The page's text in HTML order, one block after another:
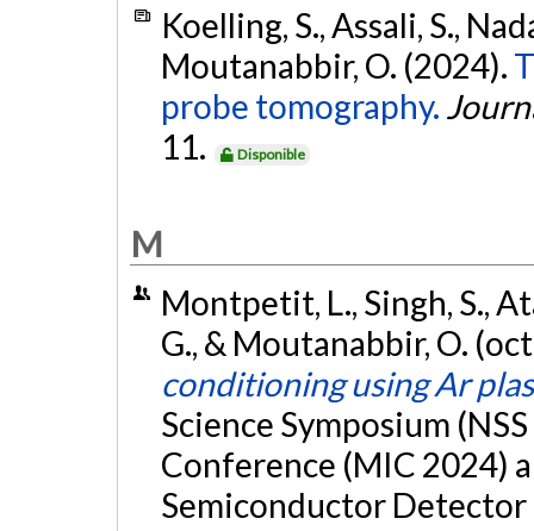
Koelling, S., Assali, S.,
Moutanabbir, O. (2024).
probe tomography.
11.
Disponible
M
Montpetit, L., Singh, S.,
G., & Moutanabbir, O.
conditioning using Ar
Science Symposium
Conference (MIC 2024)
Semiconductor Detector